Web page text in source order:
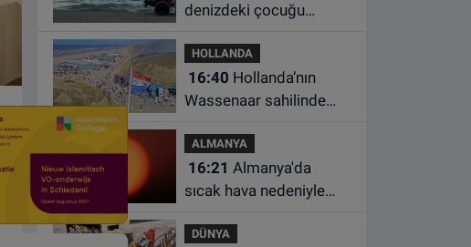
denizdeki çocuğu
kadın hayatını yitirdi
HOLLANDA
16:40
Wassenaar sahilinde
bölgeden tahliye edildi
ALMANYA
16:21
sıcak hava nedeniyle
yaklaştı
DÜNYA